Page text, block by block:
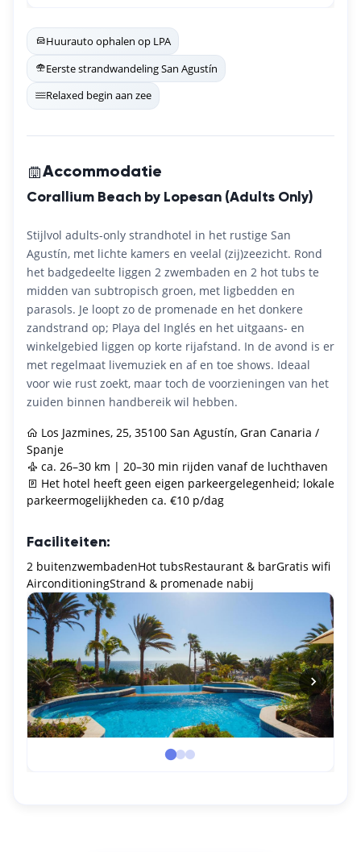
Huurauto ophalen op LPA
Eerste strandwandeling San Agustín
Relaxed begin aan zee
Accommodatie
Corallium Beach by Lopesan (Adults Only)
Stijlvol adults-only strandhotel in het rustige San
Agustín, met lichte kamers en veelal (zij)zeezicht. Rond
het badgedeelte liggen 2 zwembaden en 2 hot tubs te
midden van subtropisch groen, met ligbedden en
parasols. Je loopt zo de promenade en het donkere
zandstrand op; Playa del Inglés en het uitgaans- en
winkelgebied liggen op korte rijafstand. In de avond is er
met regelmaat livemuziek en af en toe shows. Ideaal
voor wie rust zoekt, maar toch de voorzieningen van het
zuiden binnen handbereik wil hebben.
Los Jazmines, 25, 35100 San Agustín, Gran Canaria /
Spanje
ca. 26–30 km | 20–30 min rijden vanaf de luchthaven
Het hotel heeft geen eigen parkeergelegenheid; lokale
parkeermogelijkheden ca. €10 p/dag
Faciliteiten:
2 buitenzwembadenHot tubsRestaurant & barGratis wifi
AirconditioningStrand & promenade nabij